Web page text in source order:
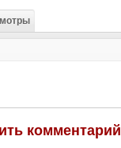
комментарий